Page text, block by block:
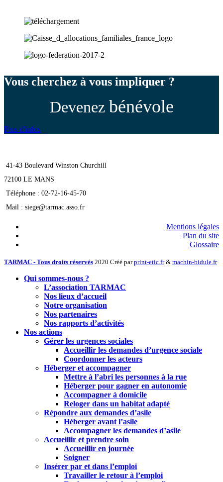
Vous cherchez à vous impliquer ?
Devenez bénévole
Plus d'infos
41-43 Boulevard Winston Churchill
72100 LE MANS
Téléphone : 02-72-16-45-70
Mail : siege@tarmac.asso.fr
Mentions légales
Plan du site
Glossaire
TARMAC - Tous droits réservés 2020 Créé parprint-etic.fr& machin-bidule.fr
Qui sommes-nous ?
L’association TARMAC
Nos lieux d’accueil
Notre organisation
Nos partenaires
Nos rapports d’activités
Nos actions
Gérer les urgences sociales
Accueillir les demandes d’urgence sociale
Coordonner les acteurs
Héberger et accompagner
Mettre à l’abri les personnes à la rue
Héberger pour gagner en autonomie
Accompagner à domicile
Reloger dans un habitat adapté
Répondre aux demandes d’asile
Héberger avant l’asile
Accompagner les demandes d’asile
Accueillir et prendre soin
Accueillir en journée
Soigner
Insérer par et dans l’emploi
Travailler le retour à l’emploi